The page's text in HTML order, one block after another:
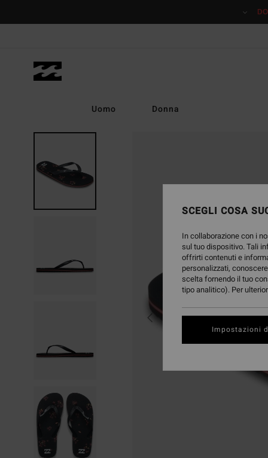
prodotto
Uomo Donna
SCEGLI COSA
In collaborazione con i
sul tuo dispositivo. Tali
offrirti contenuti e
personalizzati,
scelta fornendo il tuo
tipo analitico). Per
Impostazioni